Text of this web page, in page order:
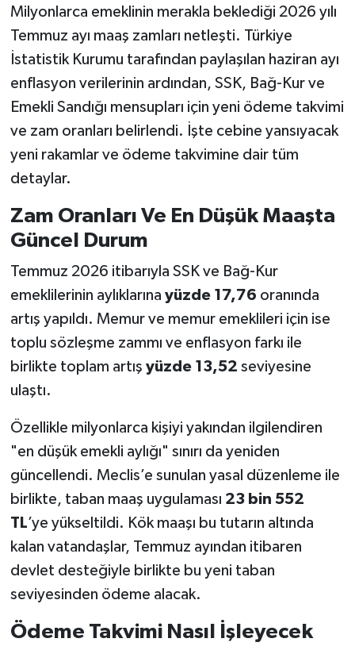
Milyonlarca emeklinin merakla beklediği 2026 yılı
Temmuz ayı maaş zamları netleşti. Türkiye
İstatistik Kurumu tarafından paylaşılan haziran ayı
enflasyon verilerinin ardından, SSK, Bağ-Kur ve
Emekli Sandığı mensupları için yeni ödeme takvimi
ve zam oranları belirlendi. İşte cebine yansıyacak
yeni rakamlar ve ödeme takvimine dair tüm
detaylar.
Zam Oranları Ve En Düşük Maaşta
Güncel Durum
Temmuz 2026 itibarıyla SSK ve Bağ-Kur
emeklilerinin aylıklarına yüzde 17,76 oranında
artış yapıldı. Memur ve memur emeklileri için ise
toplu sözleşme zammı ve enflasyon farkı ile
birlikte toplam artış yüzde 13,52 seviyesine
ulaştı.
Özellikle milyonlarca kişiyi yakından ilgilendiren
"en düşük emekli aylığı" sınırı da yeniden
güncellendi. Meclis’e sunulan yasal düzenleme ile
birlikte, taban maaş uygulaması 23 bin 552
TL’ye yükseltildi. Kök maaşı bu tutarın altında
kalan vatandaşlar, Temmuz ayından itibaren
devlet desteğiyle birlikte bu yeni taban
seviyesinden ödeme alacak.
Ödeme Takvimi Nasıl İşleyecek